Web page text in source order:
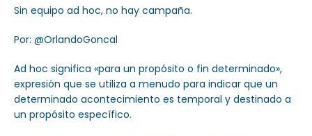
Sin equipo ad hoc, no hay campaña.
Por: @OrlandoGoncal
Ad hoc significa «para un propósito o fin determinado»,
expresión que se utiliza a menudo para indicar que un
determinado acontecimiento es temporal y destinado a
un propósito específico.